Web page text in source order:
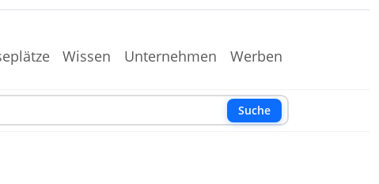
Wissen Unternehmen Werben
Suche